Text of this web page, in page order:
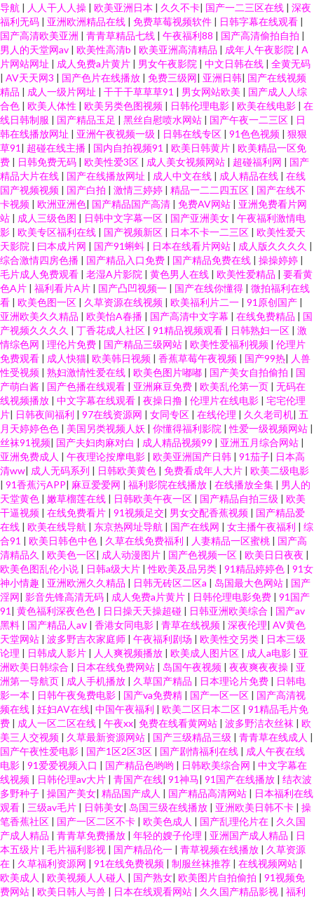
导航 | 人人干人人操 | 欧美亚洲日本 | 久久不卡| 国产一二三区在线 | 深夜
福利无码 | 亚洲欧洲精品在线 | 免费草莓视频软件 | 日韩字幕在线观看 |
国产高清欧美亚洲 | 青青草精品七线 | 午夜福利88 | 国产高清偷拍自拍 |
男人的天堂网av | 欧美性高清b | 欧美亚洲高清精品 | 成年人午夜影院 | A
片网站网址 | 成人免费a片黄片 | 男女午夜影院 | 中文日韩在线 | 全黄无码
| AV天天网3 | 国产色片在线播放 | 免费三级网| 亚洲日韩| 国产在线视频
精品 | 成人一级片网址 | 干干干草草草91 | 男女网站欧美 | 国产成人人综
合色 | 欧美人体性 | 欧美另类色图视频 | 日韩伦理电影 | 欧美在线电影 | 在
线日韩制服 | 国产精品玉足 | 黑丝自慰喷水网站 | 国产午夜一二三区 | 日
韩在线播放网址 | 亚洲午夜视频一级 | 日韩在线专区 | 91色色视频 | 狠狠
草91 | 超碰在线主播 | 国内自拍视频91 | 欧美日韩黄片 | 欧美精品一区免
费 | 日韩免费无码 | 欧美性爱3区 | 成人美女视频网站 | 超碰福利网 | 国产
精品大片在线 | 国产在线播放网址 | 成人中文在线 | 成人精品在线 | 在线
国产视频视频 | 国产白拍 | 激情三婷婷 | 精品一二二四五区 | 国产在线不
卡视频 | 欧洲亚洲色| 国产精品国产高清 | 免费AV网站 | 亚洲免费看片网
站 | 成人三级色图 | 日韩中文字幕一区 | 国产亚洲美女 | 午夜福利激情电
影 | 欧美专区福利在线 | 国产视频新区 | 日本不卡一二三区 | 欧美性爱天
天影院 | 曰本成片网 | 国产91蝌蚪 | 日本在线看片网站 | 成人版久久久久 |
综合激情四房色播 | 国产精品入口免费 | 国产精品免费在线 | 操操婷婷 |
毛片成人免费观看 | 老湿A片影院 | 黄色男人在线 | 欧美性爱精品 | 要看黄
色A片 | 福利看片A片 | 国产凸凹视频一 | 国产在线你懂得 | 微拍福利在线
看 | 欧美色图一区 | 久草资源在线视频 | 欧美福利片二一 | 91原创国产 |
亚洲欧美久久精品 | 欧美怡A春播 | 国产高清中文字幕 | 在线免费精品 | 国
产视频久久久久 | 丁香花成人社区 | 91精品视频观看 | 日韩熟妇一区 | 激
情综色网 | 理伦片免费 | 国产精品三级网站 | 欧美性爱福利视频 | 伦理片
免费观看 | 成人快猫| 欧美韩日视频 | 香蕉草莓午夜视频 | 国产99热| 人兽
性受视频 | 熟妇激情性爱在线 | 欧美色图片嘟嘟 | 国产美女自拍偷拍 | 国
产萌白酱 | 国产色播在线观看 | 亚洲麻豆免费 | 欧美乱伦第一页 | 无码在
线视频播放 | 中文字幕在线观看 | 夜操日撸 | 伦理片在线电影 | 宅宅伦理
片| 日韩夜间福利 | 97在线资源网 | 女同专区 | 在线伦理 | 久久老司机| 五
月天婷婷色色 | 美国另类视频人妖 | 你懂得福利影院 |性爱一级视频网站 |
丝袜91视频| 国产夫妇肉麻对白 | 成人精品视频99 | 亚洲五月综合网站 |
亚洲免费成人 | 午夜理论按摩电影 | 欧美亚洲国产日韩 | 91茄子| 日本高
清ww| 成人无码系列 | 日韩欧美黄色 | 免费看成年人大片 | 欧美二级电影
| 91香蕉污APP| 麻豆爱爱网 | 福利影院在线播放 | 在线播放全集 | 男人的
天堂黄色 | 嫩草榴莲在线 | 日韩欧美午夜一区 | 国产精品自拍三级 | 欧美
干逼视频 | 在线免费看片 | 91视频足交| 男女交配香蕉视频 | 国产精品爱
在线 | 欧美在线导航 | 东京热网址导航 | 国产在线网 | 女主播午夜福利 | 综
合91 | 欧美日韩色中色 | 久草在线免费福利 | 人妻精品一区蜜桃 | 国产高
清精品久 | 欧美色一区| 成人动漫图片 | 国产色视频一区 | 欧美日日夜夜 |
欧美色图乱伦小说 | 日韩a级大片 |性欧美及品另类 | 91精品婷婷色 | 91女
神小情趣 | 亚洲欧洲久久精品 | 日韩无砖区二区a | 岛国最大色网站 | 国产
淫网| 影音先锋高清无码 | 成人免费a片黄片 | 日韩伦理电影免费 | 91国产
91 | 黄色福利深夜色色 | 日日操天天操超碰 | 日韩亚洲欧美综合 | 国产av
黑料 | 国产精品人aⅴ | 香港女同电影 | 青草在线视频 | 深夜伦理| AV黄色
天堂网站 | 波多野吉衣家庭师 | 午夜福利剧场 | 欧美性交另类 | 日本三级
论理 | 日韩成人影片 | 人人爽视频播放 | 欧美成人图片区 | 成人a电影 | 亚
洲欧美日韩综合 | 日本在线免费网站 | 岛国午夜视频 | 夜夜爽夜夜操 | 亚
洲第一导航页 | 成人手机播放 | 久草国产精品 | 日本理论片免费 | 日韩电
影一本 | 日韩午夜兔费电影 | 国产va免费精 | 国产一区一区 | 国产高清视
频在线 | 妊妇AV在线| 中国午夜福利 | 欧美二区日本二区 | 91精品毛片免
费 | 成人一区二区在线 | 午夜xx| 免费在线看黄网站 | 波多野洁衣丝袜 | 欧
美三人交视频 | 久草最新资源网站 | 国产三级精品三级 | 青青草在线成人 |
国产午夜性爱电影 | 国产1区2区3区 | 国产剧情福利在线 | 成人午夜在线
电影 | 91爱爱视频入口 | 国产精品色哟哟 | 日韩欧美综合网 | 中文字幕在
线视频 | 日韩伦理av大片 | 青国产在线| 91神马| 91国产在线播放 | 结衣波
多野种子 | 操国产美女| 精品国产成人 | 国产精品高清网站 | 日本福利在线
观看 | 三级av毛片 | 日韩美女| 岛国三级在线播放 | 亚洲欧美日韩不卡 | 操
笔香蕉社区 | 国产一区二区不卡 | 欧美色成人 | 国产乱理伦片在 | 久久国
产成人精品 | 青青草免费播放 | 年轻的嫂子伦理 | 亚洲国产成人精品 | 日
本五级片 | 毛片福利影视 | 国产精品伦一 | 青草视频在线播放 | 久草资源
在 | 久草福利资源网 | 91在线免费视频 | 制服丝袜推荐 | 在线视频网站 |
欧美成人 | 欧美视频人人碰人 | 国产熟女| 欧美图片自拍偷拍 | 91视频免
费网站 | 欧美日韩人与兽 | 日本在线观看网站 | 久久国产精品影视 | 福利